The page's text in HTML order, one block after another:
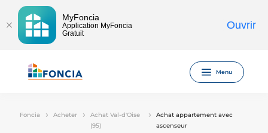
MyFoncia
Application MyFoncia
Gratuit
Ouvrir
Menu
Foncia Acheter
Achat Val-d'Oise
(95)
Achat appartement avec
ascenseur